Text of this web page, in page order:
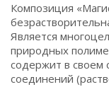
Композиция
Является
природных
содержит в своем
соединений